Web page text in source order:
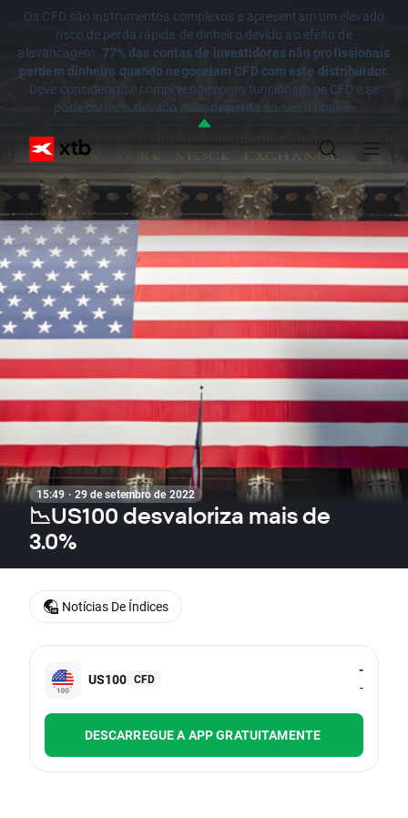
Os CFD são instrumentos complexos e apresentam um elevado
risco de perda rápida de dinheiro devido ao efeito de
alavancagem. 77% das contas de investidores não profissionais
perdem dinheiro quando negoceiam CFD com este distribuidor.
Deve considerar se compreende como funcionam os CFD e se
pode correr o elevado risco de perda do seu dinheiro.
15:49 · 29 de setembro de 2022
📉US100 desvaloriza mais de
3.0%
US100 CFD
-
-
DESCARREGUE A APP GRATUITAMENTE
Notícias De Índices